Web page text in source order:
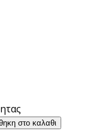
στο καλαθι